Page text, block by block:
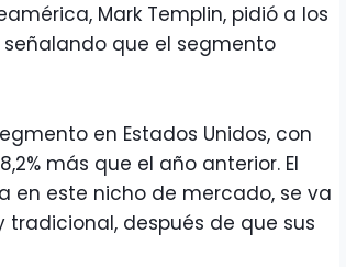
Mark Templin, pidió a los
que el segmento
en Estados Unidos, con
más que el año anterior. El
en este nicho de mercado, se va
después de que sus